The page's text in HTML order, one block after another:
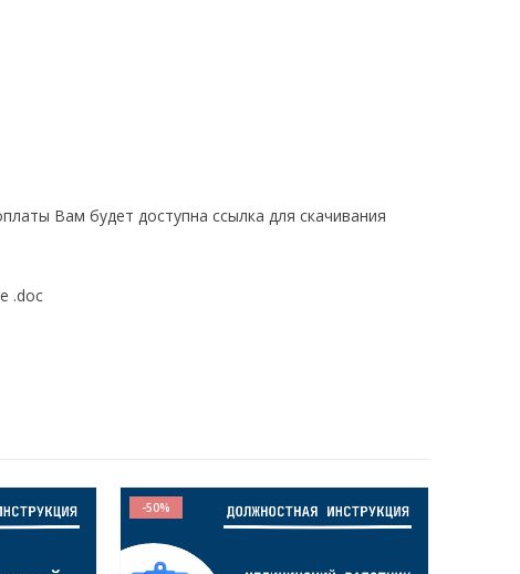
Вам будет доступна ссылка для скачивания
.doc
-50%